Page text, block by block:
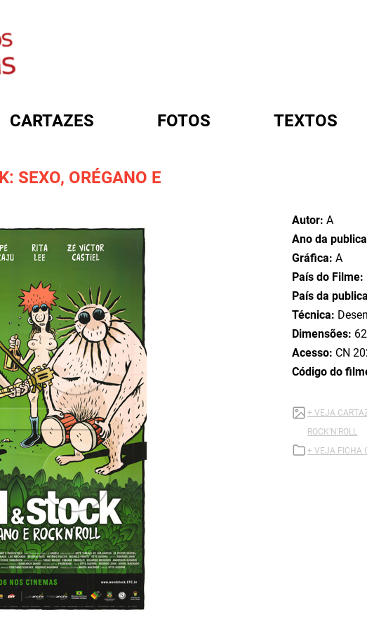
CARTAZES FOTOS TEXTOS
SEXO, ORÉGANO E
Autor:A
Ano da
Gráfica:A
País do Filme:
País da
Técnica:
Dimensões:
Acesso: CN
Código do
+ VEJA
ROCK'N'ROLL
+ VEJA FICHA
DE BUSCA